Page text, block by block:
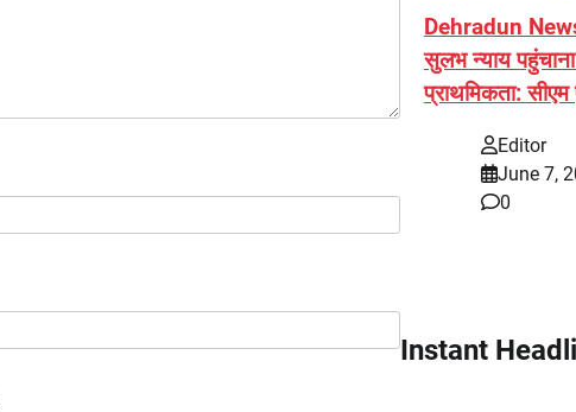
0
Dehradun
सुलभ न्याय
प्राथमिकता: सीएम
Editor
June 7,
0
Instant